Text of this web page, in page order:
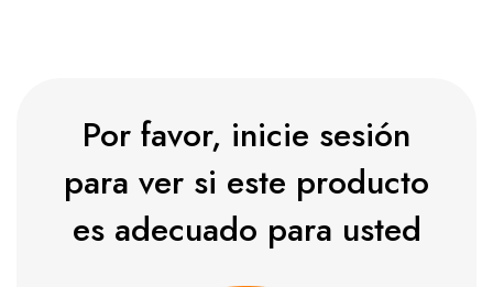
Por favor, inicie sesión
para ver si este producto
es adecuado para usted